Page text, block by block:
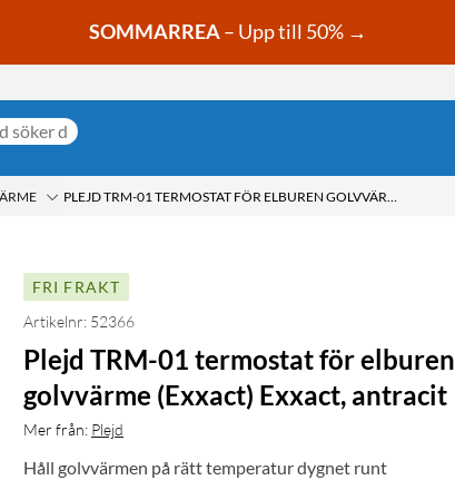
SOMMARREA– Upp till 50% →
PLEJD TRM-01 TERMOSTAT FÖR ELBUREN GOLVVÄRME (EXXACT) EXXACT, ANTRACIT
FRI FRAKT
Artikelnr: 52366
Plejd TRM-01 termostat för elburen
golvvärme (Exxact) Exxact, antracit
Mer från: Plejd
Håll golvvärmen på rätt temperatur dygnet runt